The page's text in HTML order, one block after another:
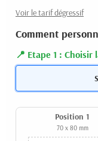
Voir le tarif dégressif
Comment
Etape 1 : Choisir
Position 1
70 x 80 mm